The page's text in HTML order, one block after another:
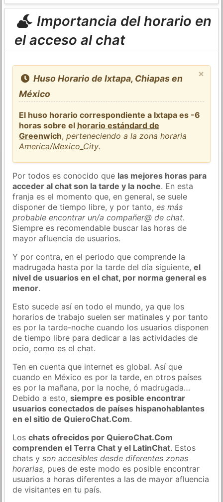
Importancia del horario en
el acceso al chat
×
Huso Horario de Ixtapa, Chiapas en
México
El huso horario correspondiente a Ixtapa es -6
horas sobre el horario estándard de
Greenwich,perteneciendo a la zona horaria
America/Mexico_City.
Por todos es conocido que las mejores horas para
acceder al chat son la tarde y la noche. En esta
franja es el momento que, en general, se suele
disponer de tiempo libre, y por tanto,es más
probable encontrar un/a compañer@ de chat.
Siempre es recomendable buscar las horas de
mayor afluencia de usuarios.
Y por contra, en el periodo que comprende la
madrugada hasta por la tarde del día siguiente,el
nivel de usuarios en el chat, por norma general es
menor.
Esto sucede así en todo el mundo, ya que los
horarios de trabajo suelen ser matinales y por tanto
es por la tarde-noche cuando los usuarios disponen
de tiempo libre para dedicar a las actividades de
ocio, como es el chat.
Ten en cuenta que internet es global. Así que
cuando en México es por la tarde, en otros países
es por la mañana, por la noche, ó madrugada…
Debido a esto,siempre es posible encontrar
usuarios conectados de países hispanohablantes
en el sitio de QuieroChat.Com.
Loschats ofrecidos por QuieroChat.Com
comprenden el Terra Chat y el LatinChat. Estos
chats yson accesibles desde diferentes zonas
horarias, pues de este modo es posible encontrar
usuarios a horas diferentes a las de mayor afluencia
de visitantes en tu país.